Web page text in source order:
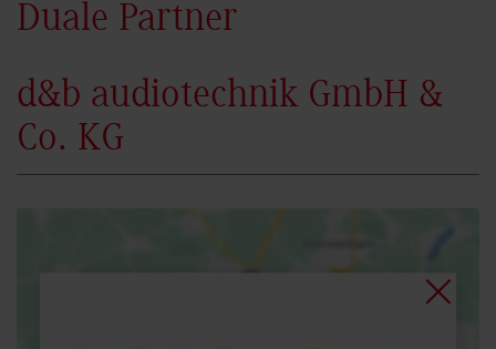
Duale Partner
d&b audiotechnik GmbH &
Co. KG